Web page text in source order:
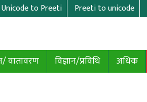
Unicode to Preeti Preeti to unicode
वातावरण विज्ञान/प्रविधि अधिक